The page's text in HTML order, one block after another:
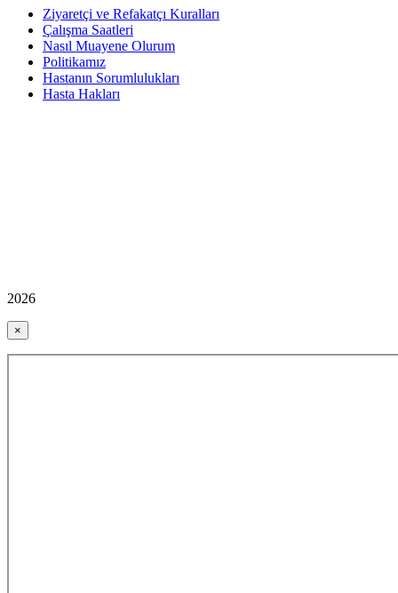
Ziyaretçi ve Refakatçı Kuralları
Çalışma Saatleri
Nasıl Muayene Olurum
Politikamız
Hastanın Sorumlulukları
Hasta Hakları
2026
×